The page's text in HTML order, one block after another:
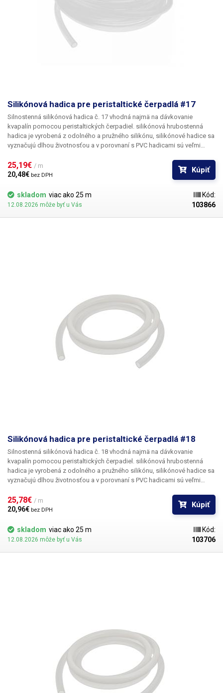
Silikónová hadica pre peristaltické čerpadlá #17
Silnostenná silikónová hadica č. 17 vhodná najmä na dávkovanie
kvapalín pomocou peristaltických čerpadiel. silikónová hrubostenná
hadica je vyrobená z odolného a pružného silikónu, silikónové hadice sa
vyznačujú dlhou životnosťou a v porovnaní s PVC hadicami sú veľmi
25,19€ / m
20,48€ bez DPH
Kúpiť
skladom viac ako 25 m
12.08.2026 môže byť u Vás
Kód:
103866
Silikónová hadica pre peristaltické čerpadlá #18
Silnostenná silikónová hadica č. 18 vhodná najmä na dávkovanie
kvapalín pomocou peristaltických čerpadiel. silikónová hrubostenná
hadica je vyrobená z odolného a pružného silikónu, silikónové hadice sa
vyznačujú dlhou životnosťou a v porovnaní s PVC hadicami sú veľmi
25,78€ / m
20,96€ bez DPH
Kúpiť
skladom viac ako 25 m
12.08.2026 môže byť u Vás
Kód:
103706